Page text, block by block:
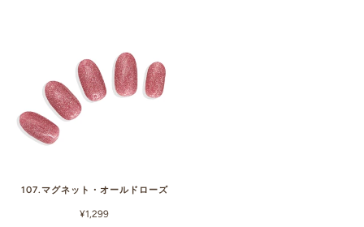
107.マグネット・オールドローズ
¥1,299